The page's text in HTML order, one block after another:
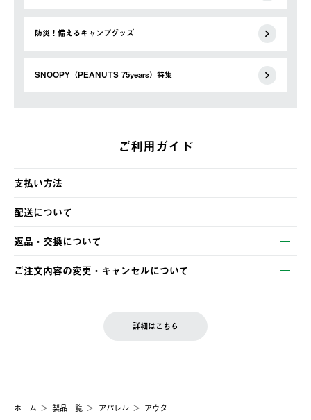
防災！備えるキャンプグッズ
SNOOPY（PEANUTS 75years）特集
ご利用ガイド
支払い方法
以下のいずれかの方法でお支払いいただけます。
・クレジットカード決済
・コンビニ決済
・Pay-easy決済
配送について
【発送スケジュール】
ご注文・ご入金完了より2営業日以内に商品を発送いたします。
土日祝の発送はございませんので、木曜日以降のご注文は週明け
の発送となる場合がございます。
【配送業者】
佐川急便にて配送されます。
返品・交換について
※お客様都合の場合
お客様都合の返品にかかる送料は、お客様ご負担とさせていただ
む）は受け付けておりません。
一度お手元の商品を返品いただき、ご希望商品を再注文してくだ
ご注文内容の変更・キャンセルについて
LOGOS FAMILY会員の方は、会員マイページ内 購入履歴画面に
詳細はこちら
ホーム 製品一覧 アパレル アウター